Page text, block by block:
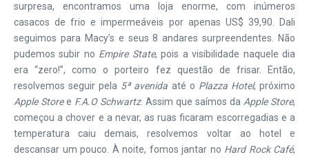
surpresa, encontramos uma loja enorme, com inúmeros
casacos de frio e impermeáveis por apenas US$ 39,90. Dali
seguimos para Macy’s e seus 8 andares surpreendentes. Não
pudemos subir no Empire State, pois a visibilidade naquele dia
era “zero!”, como o porteiro fez questão de frisar. Então,
resolvemos seguir pela 5ª avenida até o Plazza Hotel, próximo
Apple Storee F.A.O Schwartz. Assim que saímos da Apple Store,
começou a chover e a nevar, as ruas ficaram escorregadias e a
temperatura caiu demais, resolvemos voltar ao hotel e
descansar um pouco. À noite, fomos jantar no Hard Rock Café,